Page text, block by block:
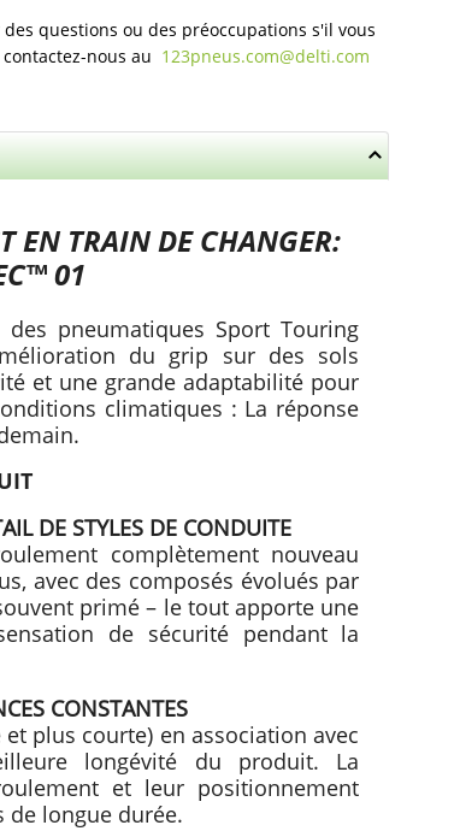
des questions ou des préoccupations s'il vous
nous au 123pneus.com​@delti.com
EN TRAIN DE CHANGER:
01
pneumatiques Sport Touring
du grip sur des sols
et une grande adaptabilité pour
climatiques : La réponse
DE STYLES DE CONDUITE
complètement nouveau
avec des composés évolués par
primé – le tout apporte une
de sécurité pendant la
CONSTANTES
plus courte) en association avec
longévité du produit. La
et leur positionnement
de longue durée.